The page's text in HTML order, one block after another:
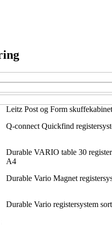
Leitz Post og Form
Q-connect Quickfind
Durable VARIO table 30
A4
Durable Vario Magnet
Durable Vario registersystem